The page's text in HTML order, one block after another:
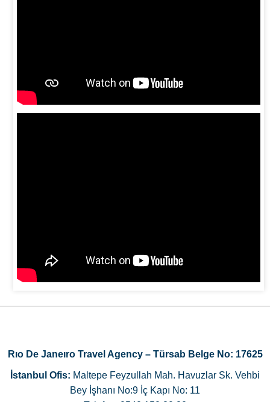
Rıo De Janeıro Travel Agency – Türsab Belge No: 17625
İstanbul Ofis: Maltepe Feyzullah Mah. Havuzlar Sk. Vehbi
Bey İşhanı No:9 İç Kapı No: 11